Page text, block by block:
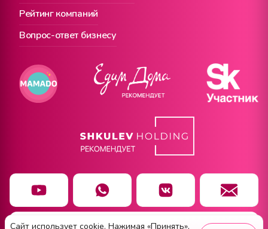
Рейтинг компаний
Вопрос-ответ бизнесу
Сайт использует cookie. Нажимая «Принять»,